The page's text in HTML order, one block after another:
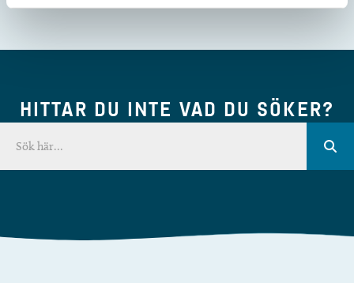
HITTAR DU INTE VAD DU SÖKER?